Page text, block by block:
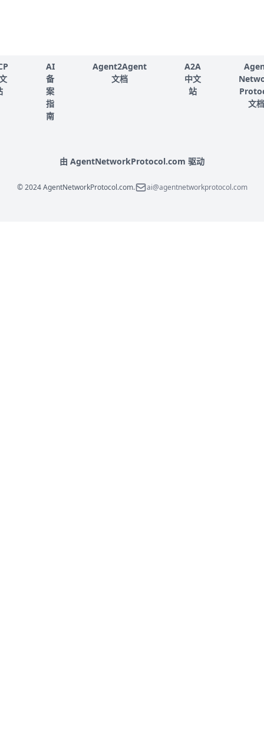
AI
备
案
指
南
Agent2Agent
文档
A2A
中文
站
文档
由 AgentNetworkProtocol.com 驱动
© 2024 AgentNetworkProtocol.com. ai@agentnetworkprotocol.com